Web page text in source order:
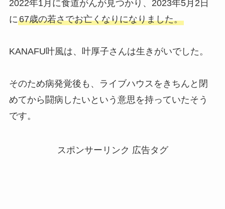
2022年1月に食道がんが見つかり、2023年5月2日
に67歳の若さでお亡くなりになりました。
KANAFU叶風は、叶厚子さんは生きがいでした。
そのため病発覚後も、ライブハウスをきちんと閉
めてから闘病したいという意思を持っていたそう
です。
スポンサーリンク 広告タグ